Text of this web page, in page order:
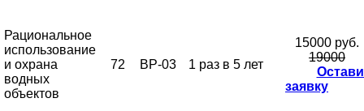
Рациональное
использование
и охрана
водных
объектов
72 ВР-03 1 раз в 5 лет
15000 руб.
19000
заявку